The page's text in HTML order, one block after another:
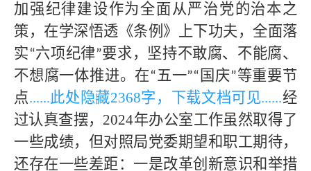
加强纪律建设作为全面从严治党的治本之
策，在学深悟透《条例》上下功夫，全面落
实“六项纪律”要求，坚持不敢腐、不能腐、
不想腐一体推进。在“五一”“ 国庆”等重要节
点......此处隐藏2368字，下载文档可见......经
过认真查摆， 2024年办公室工作虽然取得了
一些成绩，但对照局党委期望和职工期待，
还存在一些差距：一是改革创新意识和举措